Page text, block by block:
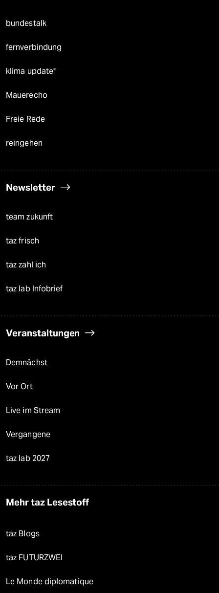
bundestalk
fernverbindung
klima update°
Mauerecho
Freie Rede
reingehen
Newsletter
team zukunft
taz frisch
taz zahl ich
taz lab Infobrief
Veranstaltungen
Demnächst
Vor Ort
Live im Stream
Vergangene
taz lab 2027
Mehr taz Lesestoff
taz Blogs
taz FUTURZWEI
Le Monde diplomatique